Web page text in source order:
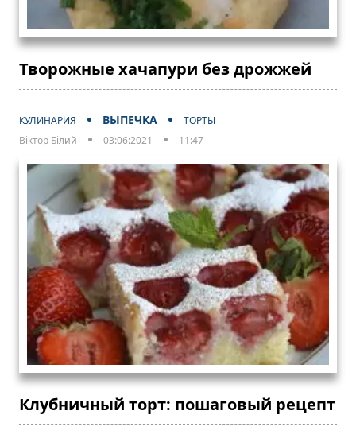
Творожные хачапури без дрожжей
КУЛИНАРИЯ ВЫПЕЧКА
ТОРТЫ
Віктор Білий
03:06:2021 11:47
Клубничный торт: пошаговый рецепт